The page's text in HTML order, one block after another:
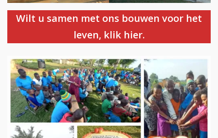
Wilt u samen met ons bouwen voor het
leven, klik hier.